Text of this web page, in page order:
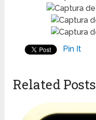
Pin It
Related Posts